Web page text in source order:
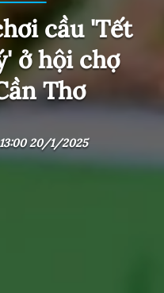
cầu 'Tết
ở hội chợ
Thơ
13:00 20/1/2025